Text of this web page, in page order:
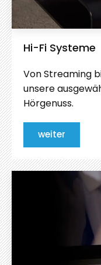
Hi-Fi Systeme
Von Streaming
unsere
Hörgenuss.
weiter